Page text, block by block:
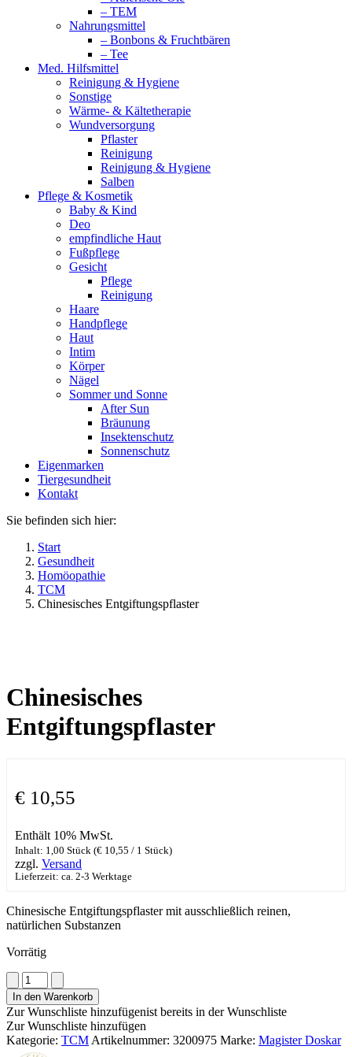
– TEM
Nahrungsmittel
– Bonbons & Fruchtbären
– Tee
Med. Hilfsmittel
Reinigung & Hygiene
Sonstige
Wärme- & Kältetherapie
Wundversorgung
Pflaster
Reinigung
Reinigung & Hygiene
Salben
Pflege & Kosmetik
Baby & Kind
Deo
empfindliche Haut
Fußpflege
Gesicht
Pflege
Reinigung
Haare
Handpflege
Haut
Intim
Körper
Nägel
Sommer und Sonne
After Sun
Bräunung
Insektenschutz
Sonnenschutz
Eigenmarken
Tiergesundheit
Kontakt
Sie befinden sich hier:
Start
Gesundheit
Homöopathie
TCM
Chinesisches Entgiftungspflaster
Chinesisches
Entgiftungspflaster
€ 10,55
Enthält 10% MwSt.
Inhalt: 1,00 Stück (€ 10,55 / 1 Stück)
zzgl. Versand
Lieferzeit: ca. 2-3 Werktage
Chinesische Entgiftungspflaster mit ausschließlich reinen,
natürlichen Substanzen
Vorrätig
Chinesisches
Entgiftungspflaster
Menge
In den Warenkorb
Zur Wunschliste hinzufügenist bereits in der Wunschliste
Zur Wunschliste hinzufügen
Kategorie: TCM Artikelnummer: 3200975 Marke: Magister Doskar